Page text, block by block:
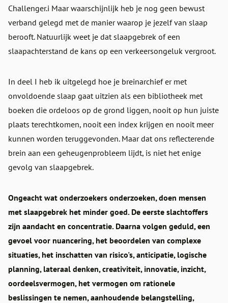
Challenger.i Maar waarschijnlijk heb je nog geen bewust
verband gelegd met de manier waarop je jezelf van slaap
berooft. Natuurlijk weet je dat slaapgebrek of een
slaapachterstand de kans op een verkeersongeluk vergroot.
In deel I heb ik uitgelegd hoe je breinarchief er met
onvoldoende slaap gaat uitzien als een bibliotheek met
boeken die ordeloos op de grond liggen, nooit op hun juiste
plaats terechtkomen, nooit een index krijgen en nooit meer
kunnen worden teruggevonden. Maar dat ons reflecterende
brein aan een geheugenprobleem lijdt, is niet het enige
gevolg van slaapgebrek.
Ongeacht wat onderzoekers onderzoeken, doen mensen
met slaapgebrek het minder goed. De eerste slachtoffers
zijn aandacht en concentratie. Daarna volgen geduld, een
gevoel voor nuancering, het beoordelen van complexe
situaties, het inschatten van risico's, anticipatie, logische
planning, lateraal denken, creativiteit, innovatie, inzicht,
oordeelsvermogen, het vermogen om rationele
beslissingen te nemen, aanhoudende belangstelling,